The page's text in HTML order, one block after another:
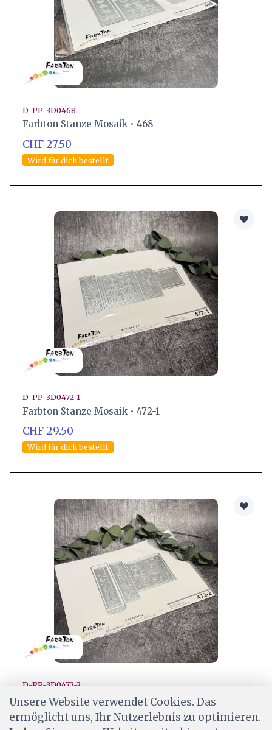
D-PP-3D0468
Farbton Stanze Mosaik • 468
CHF 27.50
Wird für dich bestellt
D-PP-3D0472-1
Farbton Stanze Mosaik • 472-1
CHF 29.50
Wird für dich bestellt
D-PP-3D0472-2
Farbton Stanze Mosaik • 472-2
CHF 29.50
Unsere Website verwendet Cookies. Das
ermöglicht uns, Ihr Nutzerlebnis zu optimieren.